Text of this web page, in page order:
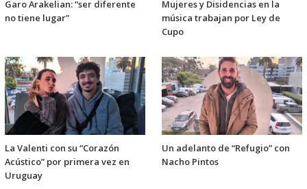
Garo Arakelian: “ser diferente
no tiene lugar”
Mujeres y Disidencias en la
música trabajan por Ley de
Cupo
La Valenti con su “Corazón
Acústico” por primera vez en
Uruguay
Un adelanto de “Refugio” con
Nacho Pintos